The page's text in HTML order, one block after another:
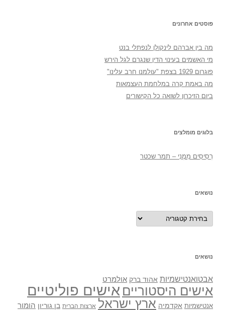
פוסטים אחרונים
מה בין אברהם לינקולן לנפתלי בנט
מי האשמים בעינוי הדין שנגרם לגל הירש
פוגרום 1929 בצפת "עולמנו חרב עלינו"
מה באמת קרה במלחמת העצמאות
ביום הזיכרון לשואה כל הקישורים
בלוגים מומלצים
רְסִיסִים מִמֶנִי – תמר שכטר
נושאים
נושאים
נושאים
אבטואנטישמיות אהוד ברק אולמרט
אישים היסטוריים אישים פוליטיים
אנטישמיות אקדמיה ארץ ישראל ארצות הברית בן גוריון הומור